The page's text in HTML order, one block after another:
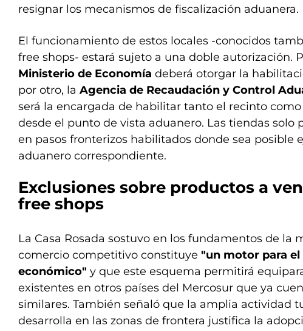
resignar los mecanismos de fiscalización aduanera.
El funcionamiento de estos locales -conocidos
free shops- estará sujeto a una doble autorización.
Ministerio de Economía deberá otorgar la
por otro, la Agencia de Recaudación y Control
será la encargada de habilitar tanto el recinto
desde el punto de vista aduanero. Las tiendas solo
en pasos fronterizos habilitados donde sea posible
aduanero correspondiente.
Exclusiones sobre productos a
free shops
La Casa Rosada sostuvo en los fundamentos de la
comercio competitivo constituye "un motor para
económico" y que este esquema permitirá
existentes en otros países del Mercosur que ya
similares. También señaló que la amplia actividad
desarrolla en las zonas de frontera justifica la